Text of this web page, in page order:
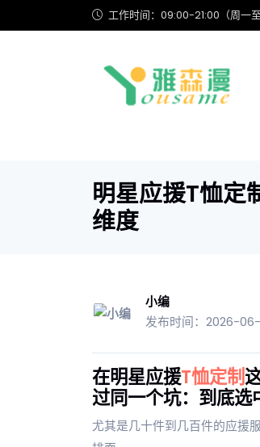
工作时间：09:00-21:00（周一至
明星应援T恤定
维度
小编
发布时间：2026-
在明星应援T恤定制
过同一个坑：到底
尤其是几十件到几百件的应援